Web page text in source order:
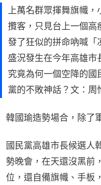
上萬名群眾揮舞旗幟
攬客，只見台上一個高
發了狂似的拼命吶喊「
盛況發生在今年高雄市
究竟為何一個空降的國
黨的不敗神話？文：周
韓國瑜造勢場合，除了
國民黨高雄市長候選人
勢晚會，在天還沒黑前
位，還自備旗幟、手板